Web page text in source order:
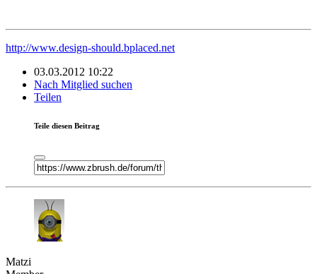
http://www.design-should.bplaced.net
03.03.2012 10:22
Nach Mitglied suchen
Teilen
Teile diesen Beitrag
Matzi